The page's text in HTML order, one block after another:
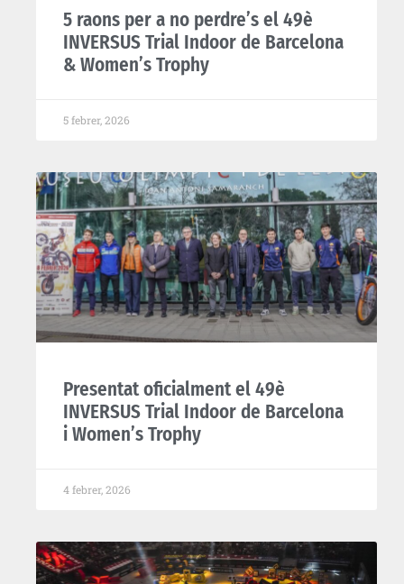
5 raons per a no perdre’s el 49è
INVERSUS Trial Indoor de Barcelona
& Women’s Trophy
5 febrer, 2026
Presentat oficialment el 49è
INVERSUS Trial Indoor de Barcelona
i Women’s Trophy
4 febrer, 2026